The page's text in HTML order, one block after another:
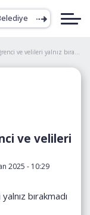
Menemen Belediyesi öğrenci ve velileri yalnız bırakmadı
ve velileri
2025 - 10:29
bırakmadı